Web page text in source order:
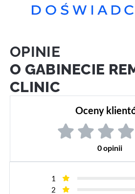
OPINIE
O GABINECIE
CLINIC
Oceny
0 opinii
1
2